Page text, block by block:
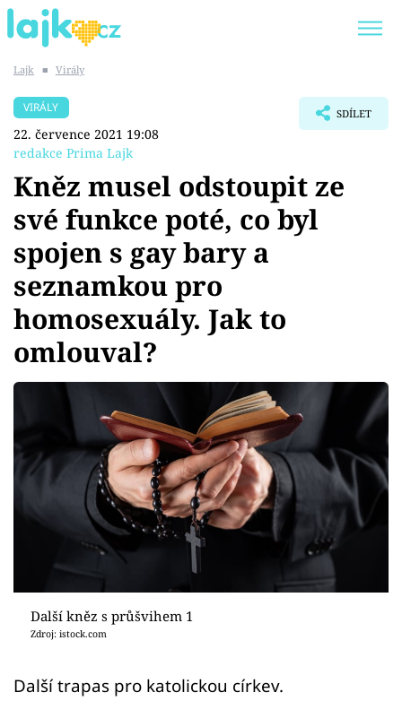
SHOPAHOLICADEL
Témata
Showbyznys
Youtubeři
Virály
Sex a vztahy
Videa
Sledujte prima+
Přihlášení
Sledujte nás
Lajk ■ Virály
VIRÁLY
22. července 2021 19:08
redakce Prima Lajk
SDÍLET
Kněz musel odstoupit ze
své funkce poté, co byl
spojen s gay bary a
seznamkou pro
homosexuály. Jak to
omlouval?
Další kněz s průšvihem 1
Zdroj: istock.com
Další trapas pro katolickou církev.